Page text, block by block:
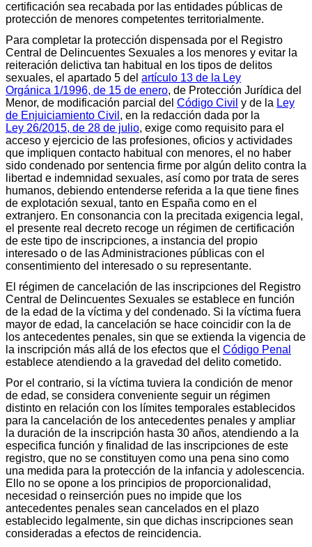
certificación sea recabada por las entidades públicas de
protección de menores competentes territorialmente.
Para completar la protección dispensada por el Registro
Central de Delincuentes Sexuales a los menores y evitar la
reiteración delictiva tan habitual en los tipos de delitos
sexuales, el apartado 5 del artículo 13 de la Ley
Orgánica 1/1996, de 15 de enero, de Protección Jurídica del
Menor, de modificación parcial del Código Civil y de la Ley
de Enjuiciamiento Civil , en la redacción dada por la
Ley 26/2015, de 28 de julio, exige como requisito para el
acceso y ejercicio de las profesiones, oficios y actividades
que impliquen contacto habitual con menores, el no haber
sido condenado por sentencia firme por algún delito contra la
libertad e indemnidad sexuales, así como por trata de seres
humanos, debiendo entenderse referida a la que tiene fines
de explotación sexual, tanto en España como en el
extranjero. En consonancia con la precitada exigencia legal,
el presente real decreto recoge un régimen de certificación
de este tipo de inscripciones, a instancia del propio
interesado o de las Administraciones públicas con el
consentimiento del interesado o su representante.
El régimen de cancelación de las inscripciones del Registro
Central de Delincuentes Sexuales se establece en función
de la edad de la víctima y del condenado. Si la víctima fuera
mayor de edad, la cancelación se hace coincidir con la de
los antecedentes penales, sin que se extienda la vigencia de
la inscripción más allá de los efectos que el Código Penal
establece atendiendo a la gravedad del delito cometido.
Por el contrario, si la víctima tuviera la condición de menor
de edad, se considera conveniente seguir un régimen
distinto en relación con los límites temporales establecidos
para la cancelación de los antecedentes penales y ampliar
la duración de la inscripción hasta 30 años, atendiendo a la
especifica función y finalidad de las inscripciones de este
registro, que no se constituyen como una pena sino como
una medida para la protección de la infancia y adolescencia.
Ello no se opone a los principios de proporcionalidad,
necesidad o reinserción pues no impide que los
antecedentes penales sean cancelados en el plazo
establecido legalmente, sin que dichas inscripciones sean
consideradas a efectos de reincidencia.